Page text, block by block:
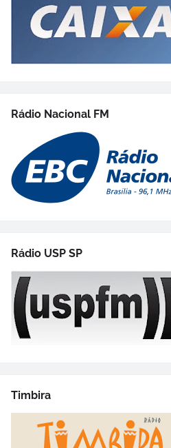
Rádio Nacional FM
Rádio USP SP
Timbira